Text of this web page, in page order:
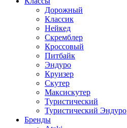
Дорожный
Классик
Нейкед
Скремблер
Кроссовый
Питбайк
Эндуро
Круизер
Скутер
Максискутер
Туристический
Туристический Эндуро
Бренды